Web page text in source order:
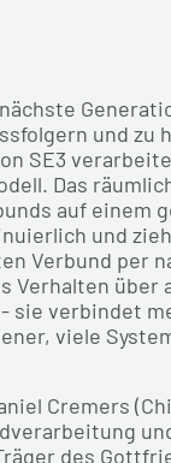
und zu
SE3
Das
auf einem
und
Verbund per
über
sie verbindet
viele
Cremers
des